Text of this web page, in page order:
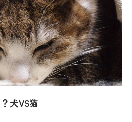
西区で
しの際は
合わせ
犬VS猫